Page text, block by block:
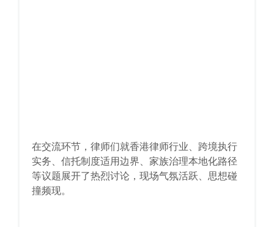
在交流环节，律师们就香港律师行业、跨境执行
实务、信托制度适用边界、家族治理本地化路径
等议题展开了热烈讨论，现场气氛活跃、思想碰
撞频现。